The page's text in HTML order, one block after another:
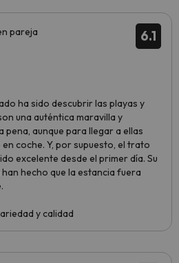
6.1
pareja
ha sido descubrir las playas y
una auténtica maravilla y
aunque para llegar a ellas
coche. Y, por supuesto, el trato
excelente desde el primer día. Su
hecho que la estancia fuera
y calidad